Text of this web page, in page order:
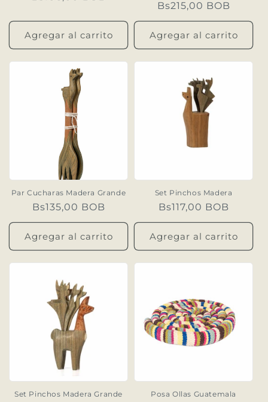
Agregar al carrito
Precio
habitual
Bs215,00 BOB
Agregar al carrito
Par Cucharas Madera Grande
Precio
habitual
Bs135,00 BOB
Agregar al carrito
Set Pinchos Madera
Precio
habitual
Bs117,00 BOB
Agregar al carrito
Set Pinchos Madera Grande Posa Ollas Guatemala